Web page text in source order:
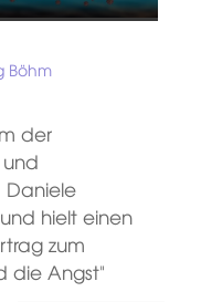
Böhm
der
und
Daniele
hielt einen
zum
die Angst"